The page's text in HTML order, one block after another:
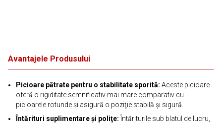
Avantajele Produsului
Picioare pătrate pentru o stabilitate sporită: Aceste picioare
oferă o rigiditate semnificativ mai mare comparativ cu
picioarele rotunde şi asigură o poziţie stabilă şi sigură.
Întărituri suplimentare şi poliţe: Întăriturile sub blatul de lucru,